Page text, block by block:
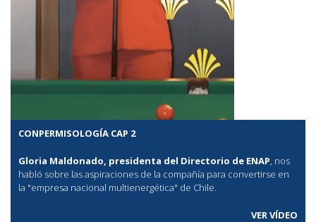
CONPERMISOLOGÍA CAP 2
Gloria Maldonado, presidenta del Directorio de ENAP, nos
habló sobre las aspiraciones de la compañía para convertirse en
la "empresa nacional multienergética" de Chile.
VER VÍDEO